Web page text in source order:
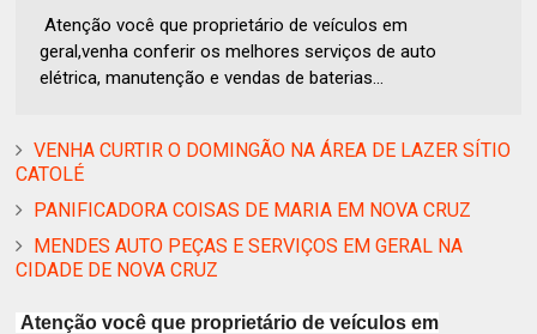
Atenção você que proprietário de veículos em
geral,venha conferir os melhores serviços de auto
elétrica, manutenção e vendas de baterias...
VENHA CURTIR O DOMINGÃO NA ÁREA DE LAZER SÍTIO
CATOLÉ
PANIFICADORA COISAS DE MARIA EM NOVA CRUZ
MENDES AUTO PEÇAS E SERVIÇOS EM GERAL NA
CIDADE DE NOVA CRUZ
Atenção você que proprietário de veículos em